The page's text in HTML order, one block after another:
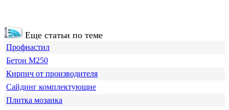
Еще статьи по теме
Профнастил
Бетон М250
Кирпич от производителя
Сайдинг комплектующие
Плитка мозаика